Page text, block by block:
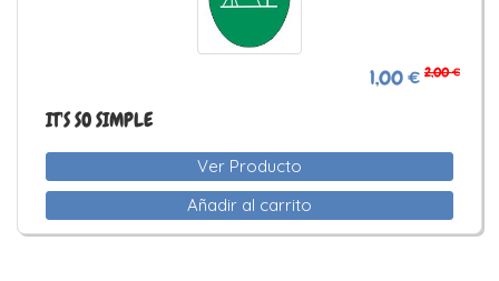
1,00 € 2,00 €
IT'S SO SIMPLE
Ver Producto
Añadir al carrito